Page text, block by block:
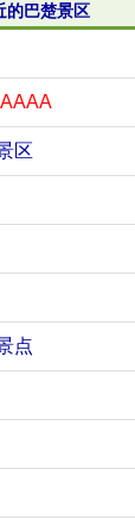
的巴楚景区
AAAA
区
点